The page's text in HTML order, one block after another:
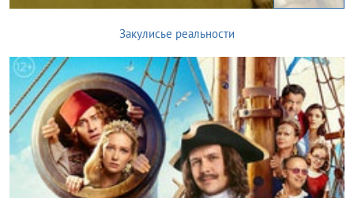
Закулисье реальности